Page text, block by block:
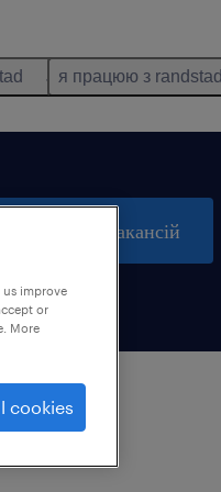
я працюю з randstad
пошук 0 вакансій
improve
or
More
cookies